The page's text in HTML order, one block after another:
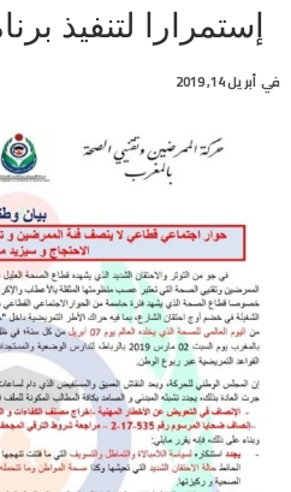
إستمرارا لتنفيذ
في أبريل 14, 2019